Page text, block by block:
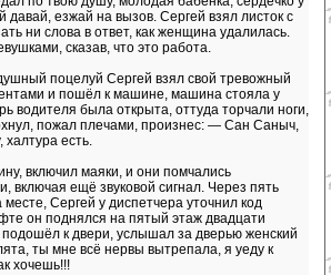
давай, езжай на вызов. Сергей взял листок с
ни слова в ответ, как женщина удалилась.
сказав, что это работа.
поцелуй Сергей взял свой тревожный
и пошёл к машине, машина стояла у
водителя была открыта, оттуда торчали ноги,
пожал плечами, произнес: — Сан Саныч,
есть.
включил маяки, и они помчались
включая ещё звуковой сигнал. Через пять
Сергей у диспетчера уточнил код
он поднялся на пятый этаж двадцати
подошёл к двери, услышал за дверью женский
ты мне всё нервы вытрепала, я уеду к
хочешь!!!